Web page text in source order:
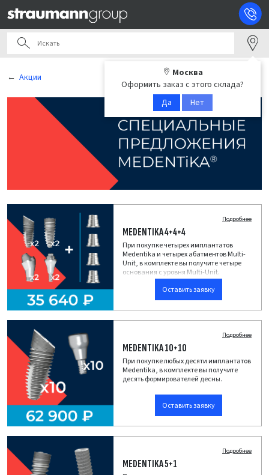
Москва
Оформить заказ с этого склада?
Да
Нет
Акции
Подробнее
MEDENTIKA 4+4+4
При покупке четырех имплантатов
Medentika и четырех абатментов Multi-
Unit, в комплекте вы получите четыре
основания с уровня Multi-Unit.
Оставить заявку
Подробнее
MEDENTIKA 10+10
При покупке любых десяти имплантатов
Medentika, в комплекте вы получите
десять формирователей десны.
Оставить заявку
Подробнее
MEDENTIKA 5+1